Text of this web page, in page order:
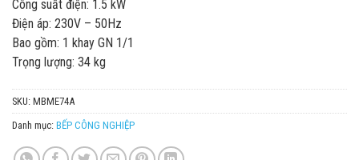
Công suất điện: 1.5 kW
Điện áp: 230V – 50Hz
Bao gồm: 1 khay GN 1/1
Trọng lượng: 34 kg
SKU: MBME74A
Danh mục: BẾP CÔNG NGHIỆP